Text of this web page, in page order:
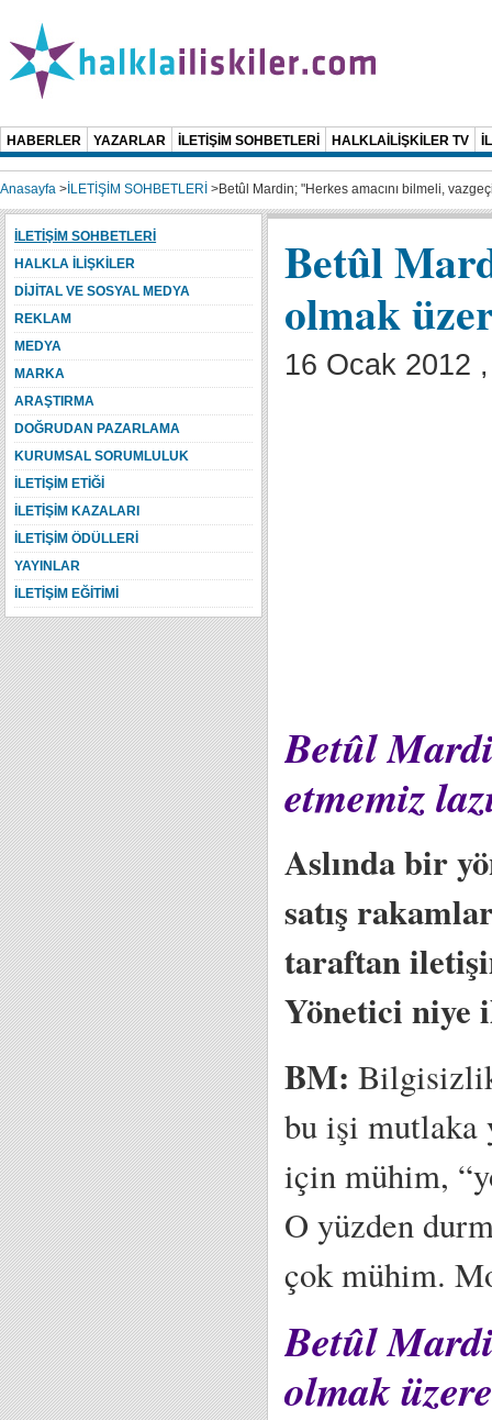
HABERLER YAZARLAR İLETİŞİM SOHBETLERİ HALKLAİLİŞKİLER TV
Anasayfa > İLETİŞİM SOHBETLERİ >Betûl Mardin; "Herkes amacını bilmeli,
Betûl
olmak
16 Ocak 2012
Betûl
etmemiz
Aslında bir
satış
taraftan
Yönetici niye
BM:
bu işi mutlaka
için mühim,
O yüzden
çok mühim.
Betûl
olmak
İLETİŞİM SOHBETLERİ
HALKLA İLİŞKİLER
DİJİTAL VE SOSYAL MEDYA
REKLAM
MEDYA
MARKA
ARAŞTIRMA
DOĞRUDAN PAZARLAMA
KURUMSAL SORUMLULUK
İLETİŞİM ETİĞİ
İLETİŞİM KAZALARI
İLETİŞİM ÖDÜLLERİ
YAYINLAR
İLETİŞİM EĞİTİMİ